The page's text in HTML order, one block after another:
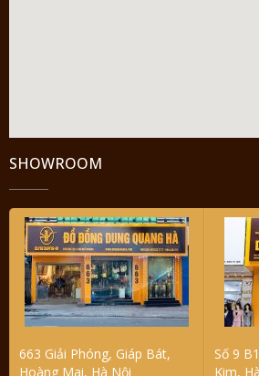
SHOWROOM
663 Giải Phóng, Giáp Bát,
Hoàng Mai, Hà Nội
Số 9
Kim,